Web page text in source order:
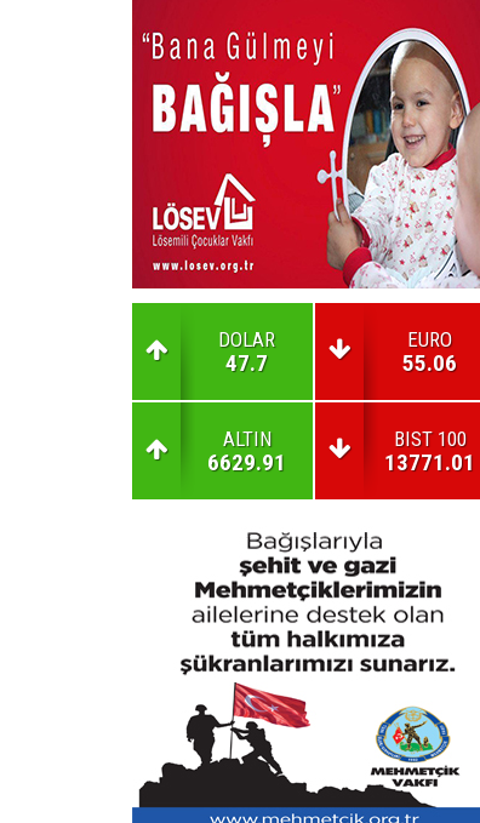
DOLAR
47.7
EURO
55.06
ALTIN
6629.91
BIST 100
13771.01